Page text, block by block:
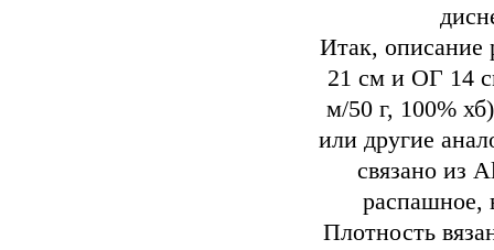
Итак, описание
21 см и ОГ 14
м/50 г, 100%
или другие
связано из
распашное,
Плотность